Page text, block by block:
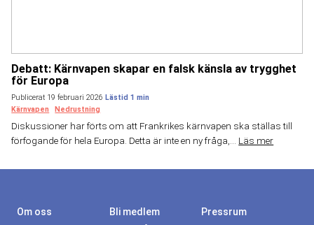
Debatt: Kärnvapen skapar en falsk känsla av trygghet
för Europa
Publicerat 19 februari 2026
Kärnvapen
Nedrustning
Diskussioner har förts om att Frankrikes kärnvapen ska ställas till
förfogande för hela Europa. Detta är inte en ny fråga,... Läs mer
Om oss Bli medlem
Pressrum